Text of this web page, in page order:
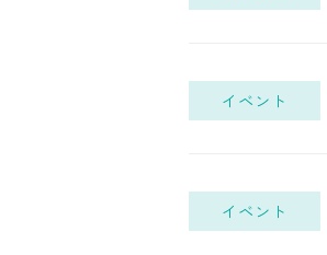
イベント
イベント